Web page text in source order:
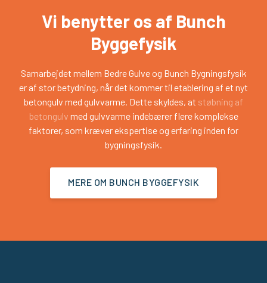
Vi benytter os af Bunch
Byggefysik
Samarbejdet mellem Bedre Gulve og Bunch Bygningsfysik
er af stor betydning, når det kommer til etablering af et nyt
betongulv med gulvvarme. Dette skyldes, at støbning af
betongulv med gulvvarme indebærer flere komplekse
faktorer, som kræver ekspertise og erfaring inden for
bygningsfysik.​
MERE OM BUNCH BYGGEFYSIK